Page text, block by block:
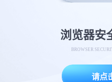
浏览器安
BROWSER
请点